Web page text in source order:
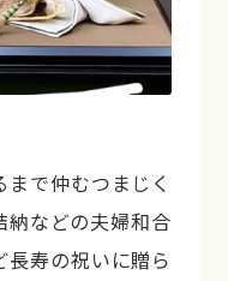
で仲むつまじく
納などの夫婦和合
長寿の祝いに贈ら